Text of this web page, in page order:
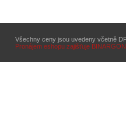
Všechny ceny jsou uvedeny včetně
Pronájem eshopu zajišťuje